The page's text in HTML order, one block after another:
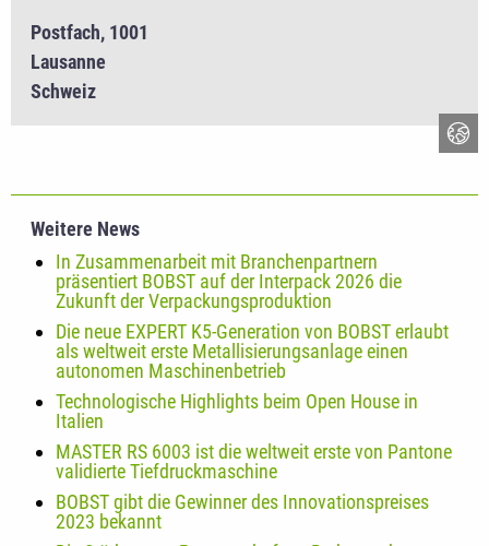
Postfach, 1001
Lausanne
Schweiz
Weitere News
In Zusammenarbeit mit Branchenpartnern
präsentiert BOBST auf der Interpack 2026 die
Zukunft der Verpackungsproduktion
Die neue EXPERT K5-Generation von BOBST erlaubt
als weltweit erste Metallisierungsanlage einen
autonomen Maschinenbetrieb
Technologische Highlights beim Open House in
Italien
MASTER RS 6003 ist die weltweit erste von Pantone
validierte Tiefdruckmaschine
BOBST gibt die Gewinner des Innovationspreises
2023 bekannt